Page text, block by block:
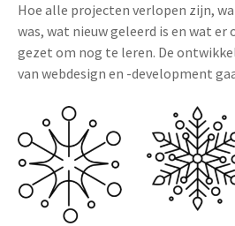
Hoe alle projecten verlopen zijn,
was, wat nieuw geleerd is en wat
gezet om nog te leren. De
van webdesign en -development